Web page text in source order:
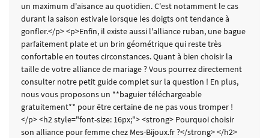
un maximum d'aisance au quotidien. C'est notamment le cas
durant la saison estivale lorsque les doigts ont tendance à
gonfler.</p> <p>Enfin, il existe aussi l'alliance ruban, une bague
parfaitement plate et un brin géométrique qui reste très
confortable en toutes circonstances. Quant à bien choisir la
taille de votre alliance de mariage ? Vous pourrez directement
consulter notre petit guide complet sur la question ! En plus,
nous vous proposons un **baguier téléchargeable
gratuitement** pour être certaine de ne pas vous tromper !
</p> <h2 style="font-size: 16px;"> <strong> Pourquoi choisir
son alliance pour femme chez Mes-Bijoux.fr ?</strong> </h2>